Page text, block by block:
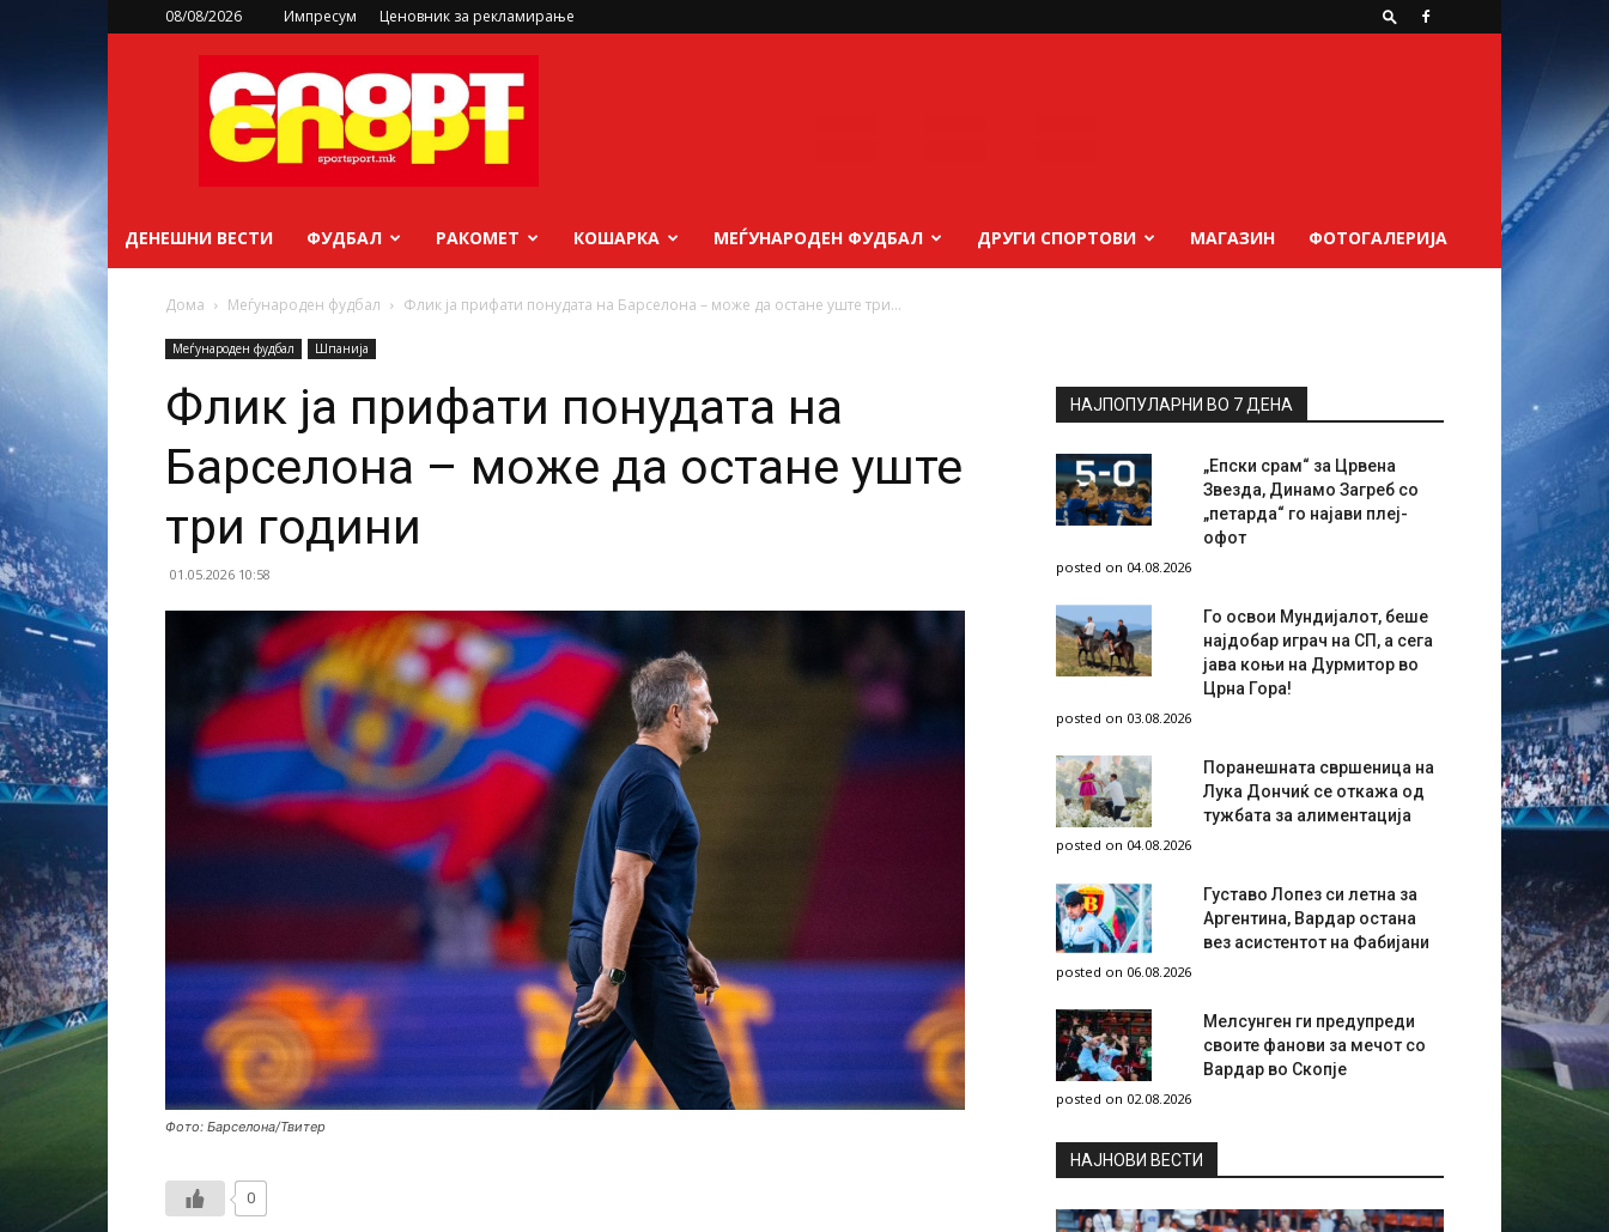
08/08/2026 Импресум Ценовник за рекламирање
sportsport.mk
ДЕНЕШНИ ВЕСТИ ФУДБАЛ РАКОМЕТ КОШАРКА МЕЃУНАРОДЕН ФУДБАЛ ДРУГИ СПОРТОВИ МАГАЗИН ФОТОГАЛЕРИЈА
Дома Меѓународен фудбал Флик ја прифати понудата на Барселона – може да остане уште три...
Меѓународен фудбал Шпанија
Флик ја прифати понудата на
Барселона – може да остане уште
три години
01.05.2026 10:58
Фото: Барселона/Твитер
0
НАЈПОПУЛАРНИ ВО 7 ДЕНА
„Епски срам“ за Црвена
Звезда, Динамо Загреб со
„петарда“ го најави плеј-
офот
posted on 04.08.2026
Го освои Мундијалот, беше
најдобар играч на СП, а сега
јава коњи на Дурмитор во
Црна Гора!
posted on 03.08.2026
Поранешната свршеница на
Лука Дончиќ се откажа од
тужбата за алиментација
posted on 04.08.2026
Густаво Лопез си летна за
Аргентина, Вардар остана
вез асистентот на Фабијани
posted on 06.08.2026
Мелсунген ги предупреди
своите фанови за мечот со
Вардар во Скопје
posted on 02.08.2026
НAЈНОВИ ВЕСТИ